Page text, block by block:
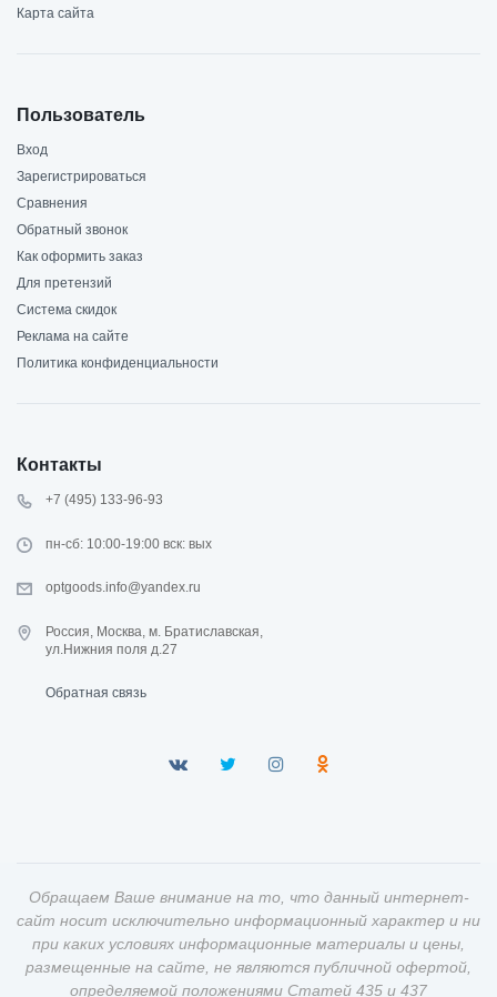
Карта сайта
Пользователь
Вход
Зарегистрироваться
Сравнения
Обратный звонок
Как оформить заказ
Для претензий
Система скидок
Реклама на сайте
Политика конфиденциальности
Контакты
+7 (495) 133-96-93
пн-сб: 10:00-19:00 вск: вых
optgoods.info@yandex.ru
Россия, Москва, м. Братиславская,
ул.Нижния поля д.27
Обратная связь
Обращаем Ваше внимание на то, что данный интернет-
сайт носит исключительно информационный характер и ни
при каких условиях информационные материалы и цены,
размещенные на сайте, не являются публичной офертой,
определяемой положениями Статей 435 и 437